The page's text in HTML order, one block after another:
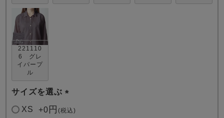
売れ筋ランキング
- Item Ranking -
新着商品
すべてのデザインのパジャマ一覧はこちら
221110
6 グレ
イパープ
ル
サイズを選ぶ
(
XS +0 税込